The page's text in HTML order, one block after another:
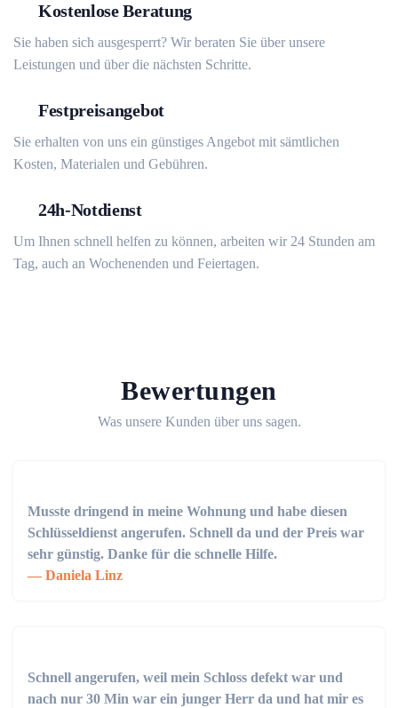
Kostenlose Beratung
Sie haben sich ausgesperrt? Wir beraten Sie über unsere
Leistungen und über die nächsten Schritte.
Festpreisangebot
Sie erhalten von uns ein günstiges Angebot mit sämtlichen
Kosten, Materialen und Gebühren.
24h-Notdienst
Um Ihnen schnell helfen zu können, arbeiten wir 24 Stunden am
Tag, auch an Wochenenden und Feiertagen.
Bewertungen
Was unsere Kunden über uns sagen.
Musste dringend in meine Wohnung und habe diesen
Schlüsseldienst angerufen. Schnell da und der Preis war
sehr günstig. Danke für die schnelle Hilfe.
Daniela Linz
Schnell angerufen, weil mein Schloss defekt war und
nach nur 30 Min war ein junger Herr da und hat mir es